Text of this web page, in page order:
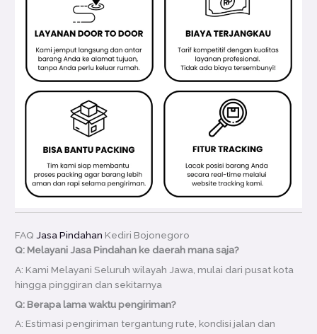
FAQ Jasa Pindahan Kediri Bojonegoro
Q: Melayani Jasa Pindahan ke daerah mana saja?
A: Kami Melayani Seluruh wilayah Jawa, mulai dari pusat kota
hingga pinggiran dan sekitarnya
Q: Berapa lama waktu pengiriman?
A: Estimasi pengiriman tergantung rute, kondisi jalan dan